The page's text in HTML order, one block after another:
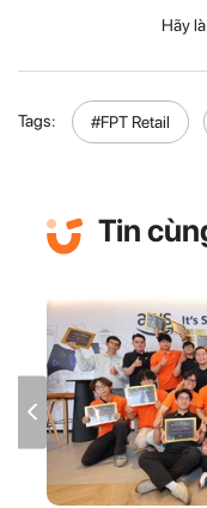
Hãy
Tags: #FPT Retail
Tin